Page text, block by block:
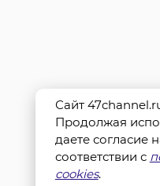
Сайт
Продолжая
даете согласие
соответствии с
cookies.